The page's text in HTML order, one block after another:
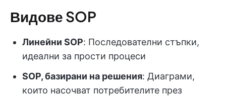
Видове SOP
Линейни SOP: Последователни стъпки,
идеални за прости процеси
SOP, базирани на решения: Диаграми,
които насочват потребителите през